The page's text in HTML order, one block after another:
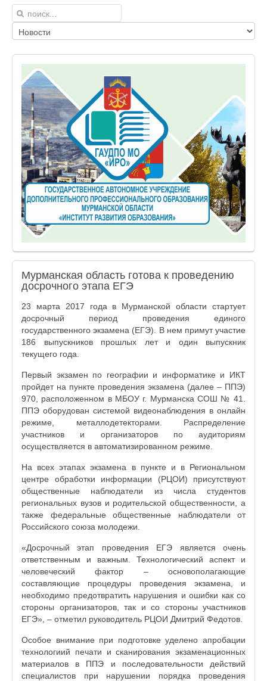
Мурманская область готова к проведению
досрочного этапа ЕГЭ
23 марта 2017 года в Мурманской области стартует
досрочный период проведения единого
государственного экзамена (ЕГЭ). В нем примут участие
186 выпускников прошлых лет и один выпускник
текущего года.
Первый экзамен по географии и информатике и ИКТ
пройдет на пункте проведения экзамена (далее – ППЭ)
970, расположенном в МБОУ г. Мурманска СОШ № 41.
ППЭ оборудован системой видеонаблюдения в онлайн
режиме, металлодетекторами. Распределение
участников и организаторов по аудиториям
осуществляется в автоматизированном режиме.
На всех этапах экзамена в пункте и в Региональном
центре обработки информации (РЦОИ) присутствуют
общественные наблюдатели из числа студентов
региональных вузов и родительской общественности, а
также федеральные общественные наблюдатели от
Российского союза молодежи.
«Досрочный этап проведения ЕГЭ является очень
ответственным и важным. Технологический аспект и
человеческий фактор – основополагающие
составляющие процедуры проведения экзамена, и
необходимо предотвратить нарушения и ошибки как со
стороны организаторов, так и со стороны участников
ЕГЭ», – отметил руководитель РЦОИ Дмитрий Федотов.
Особое внимание при подготовке уделено апробации
технологиий печати и сканирования экзаменационных
материалов в ППЭ и последовательности действий
специалистов при нарушении порядка проведения